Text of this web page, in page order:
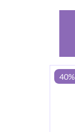
40%